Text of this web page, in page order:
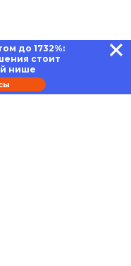
до 1732%:
стоит
нише